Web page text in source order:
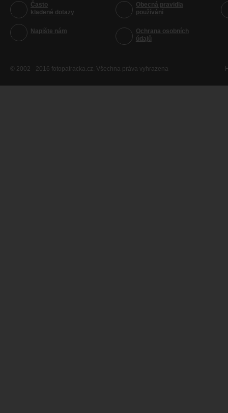
Často
kladené dotazy
Napište nám
Obecná pravidla
používání
Ochrana osobních
údajů
© 2002 - 2016 fotopatracka.cz. Všechna práva vyhrazena